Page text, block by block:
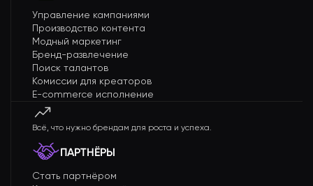
Управление кампаниями
Производство контента
Модный маркетинг
Бренд-развлечение
Поиск талантов
Комиссии для креаторов
E-commerce исполнение
Всё, что нужно брендам для роста и успеха.
ПАРТНЁРЫ
Стать партнёром